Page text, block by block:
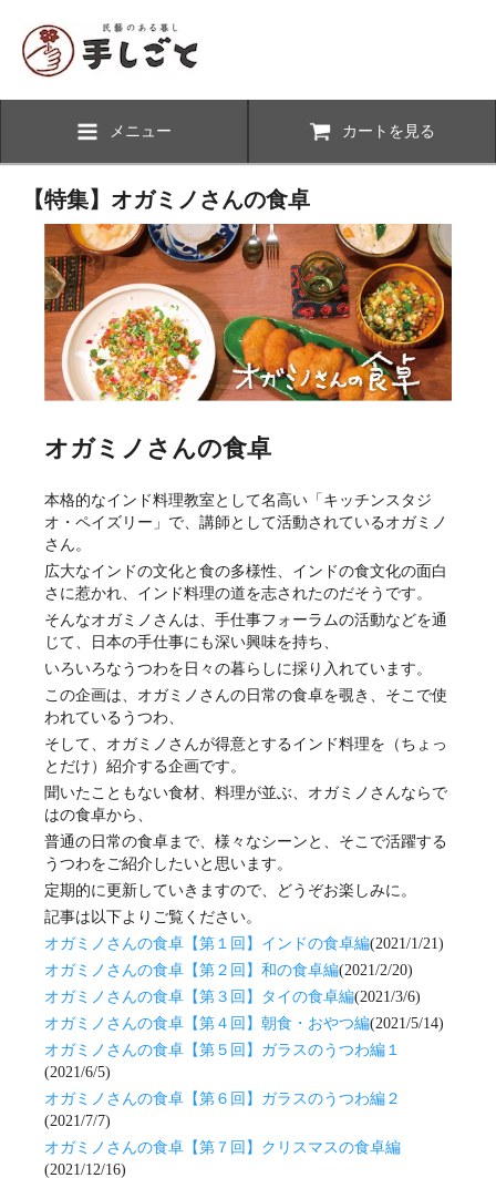
メニュー カートを見る
【特集】オガミノさんの食卓
オガミノさんの食卓
本格的なインド料理教室として名高い「キッチンスタジ
オ・ペイズリー」で、講師として活動されているオガミノ
さん。
広大なインドの文化と食の多様性、インドの食文化の面白
さに惹かれ、インド料理の道を志されたのだそうです。
そんなオガミノさんは、手仕事フォーラムの活動などを通
じて、日本の手仕事にも深い興味を持ち、
いろいろなうつわを日々の暮らしに採り入れています。
この企画は、オガミノさんの日常の食卓を覗き、そこで使
われているうつわ、
そして、オガミノさんが得意とするインド料理を（ちょっ
とだけ）紹介する企画です。
聞いたこともない食材、料理が並ぶ、オガミノさんならで
はの食卓から、
普通の日常の食卓まで、様々なシーンと、そこで活躍する
うつわをご紹介したいと思います。
定期的に更新していきますので、どうぞお楽しみに。
記事は以下よりご覧ください。
オガミノさんの食卓【第１回】インドの食卓編(2021/1/21)
オガミノさんの食卓【第２回】和の食卓編(2021/2/20)
オガミノさんの食卓【第３回】タイの食卓編(2021/3/6)
オガミノさんの食卓【第４回】朝食・おやつ編(2021/5/14)
オガミノさんの食卓【第５回】ガラスのうつわ編１
(2021/6/5)
オガミノさんの食卓【第６回】ガラスのうつわ編２
(2021/7/7)
オガミノさんの食卓【第７回】クリスマスの食卓編
(2021/12/16)